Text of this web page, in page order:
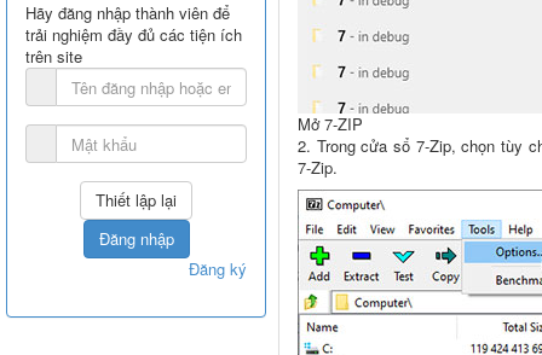
Mở 7-ZIP
2. Trong cửa sổ 7-Zip, chọn tùy
7-Zip.
Hãy đăng nhập thành viên để
trải nghiệm đầy đủ các tiện ích
trên site
Đăng nhập
Đăng ký